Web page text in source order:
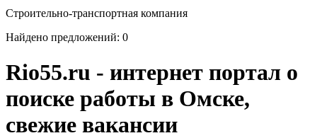
Строительно-транспортная компания
Найдено предложений: 0
Rio55.ru - интернет портал о
поиске работы в Омске,
свежие вакансии